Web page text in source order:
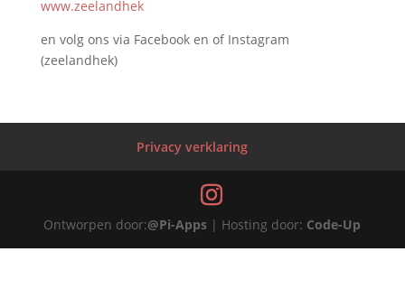
www.zeelandhek
en volg ons via Facebook en of Instagram
(zeelandhek)
Privacy verklaring
Ontworpen door:@Pi-Apps | Hosting door: Code-Up